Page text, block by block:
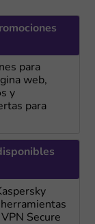
para
web,
y
para
Secure